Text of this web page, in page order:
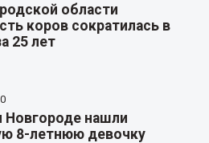
области
коров сократилась в
25 лет
нашли
8-летнюю девочку